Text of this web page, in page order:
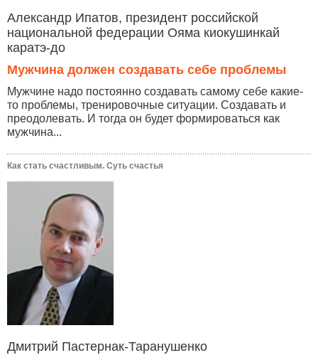
Александр Ипатов, президент российской
национальной федерации Ояма киокушинкай
каратэ-до
Мужчина должен создавать себе проблемы
Мужчине надо постоянно создавать самому себе какие-
то проблемы, тренировочные ситуации. Создавать и
преодолевать. И тогда он будет формироваться как
мужчина...
Как стать счастливым. Суть счастья
Дмитрий Пастернак-Таранушенко